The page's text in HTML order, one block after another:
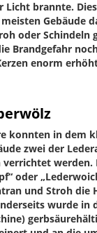
Licht brannte.
Gebäude
oder Schindeln
Brandgefahr
enorm
konnten in dem
zwei der
werden.
oder
und Stroh die
wurde in